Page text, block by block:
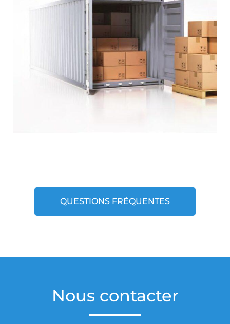
QUESTIONS FRÉQUENTES
Nous contacter